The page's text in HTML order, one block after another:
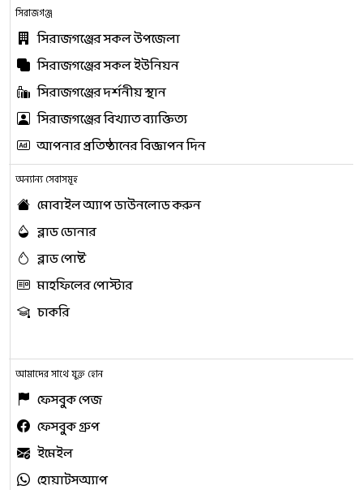
সিরাজগঞ্জ
সিরাজগঞ্জের সকল উপজেলা
সিরাজগঞ্জের সকল ইউনিয়ন
সিরাজগঞ্জের দর্শনীয় স্থান
সিরাজগঞ্জের বিখ্যাত ব্যাক্তিত্য
আপনার প্রতিষ্ঠানের বিজ্ঞাপন দিন
অন্যান্য সেবাসমূহ
মোবাইল অ্যাপ ডাউনলোড করুন
ব্লাড ডোনার
ব্লাড পোষ্ট
মাহফিলের পোস্টার
চাকরি
আমাদের সাথে যুক্ত হোন
ফেসবুক পেজ
ফেসবুক গ্রুপ
ইমেইল
হোয়াটসঅ্যাপ